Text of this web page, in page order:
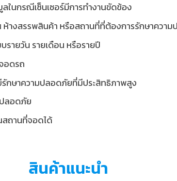
ในกรณีเซ็นเซอร์มีการทำงานขัดข้อง
ห้างสรรพสินค้า หรือสถานที่ที่ต้องการรักษาควา
รายวัน รายเดือน หรือรายปี
อดรถ
รักษาความปลอดภัยที่มีประสิทธิภาพสูง
ลอดภัย
สถานที่จอดได้
สินค้าแนะนำ